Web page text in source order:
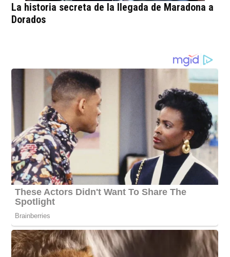
La historia secreta de la llegada de Maradona a
Dorados